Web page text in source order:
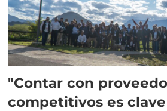
"Contar con
competitivos es